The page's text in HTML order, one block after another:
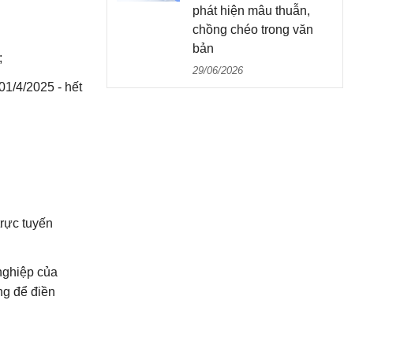
4/2025 - hết
tuyến
của
để điền
phát hiện mâu thuẫn,
chồng chéo trong văn
bản
29/06/2026